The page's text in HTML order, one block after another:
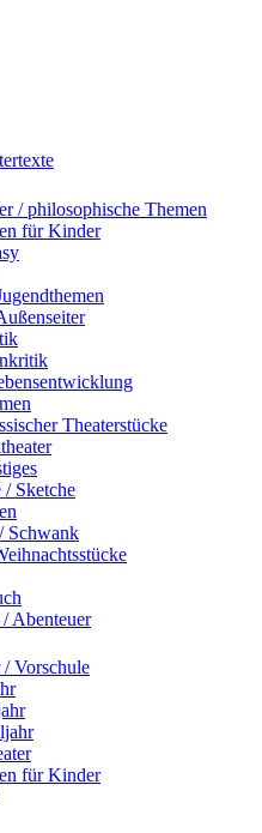
/ philosophische Themen
für Kinder
Theaterstücke
/ Sketche
Schwank
Abenteuer
Vorschule
für Kinder